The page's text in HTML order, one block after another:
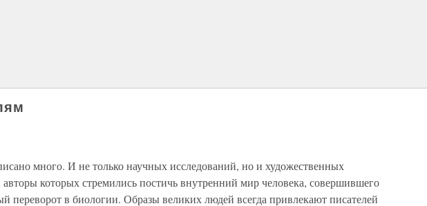
много. И не только научных исследований, но и художественных
которых стремились постичь внутренний мир человека, совершившего
переворот в биологии. Образы великих людей всегда привлекают писателей